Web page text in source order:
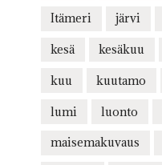
Itämeri järvi
kesä kesäkuu
kuu kuutamo
lumi luonto
maisemakuvaus